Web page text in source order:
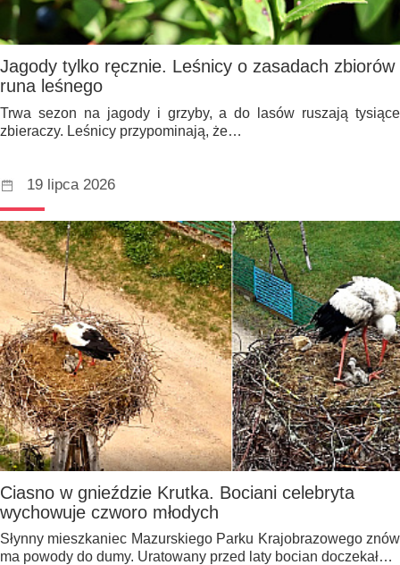
Jagody tylko ręcznie. Leśnicy o zasadach zbiorów
runa leśnego
Trwa sezon na jagody i grzyby, a do lasów ruszają tysiące
zbieraczy. Leśnicy przypominają, że…
19 lipca 2026
Ciasno w gnieździe Krutka. Bociani celebryta
wychowuje czworo młodych
Słynny mieszkaniec Mazurskiego Parku Krajobrazowego znów
ma powody do dumy. Uratowany przed laty bocian doczekał…